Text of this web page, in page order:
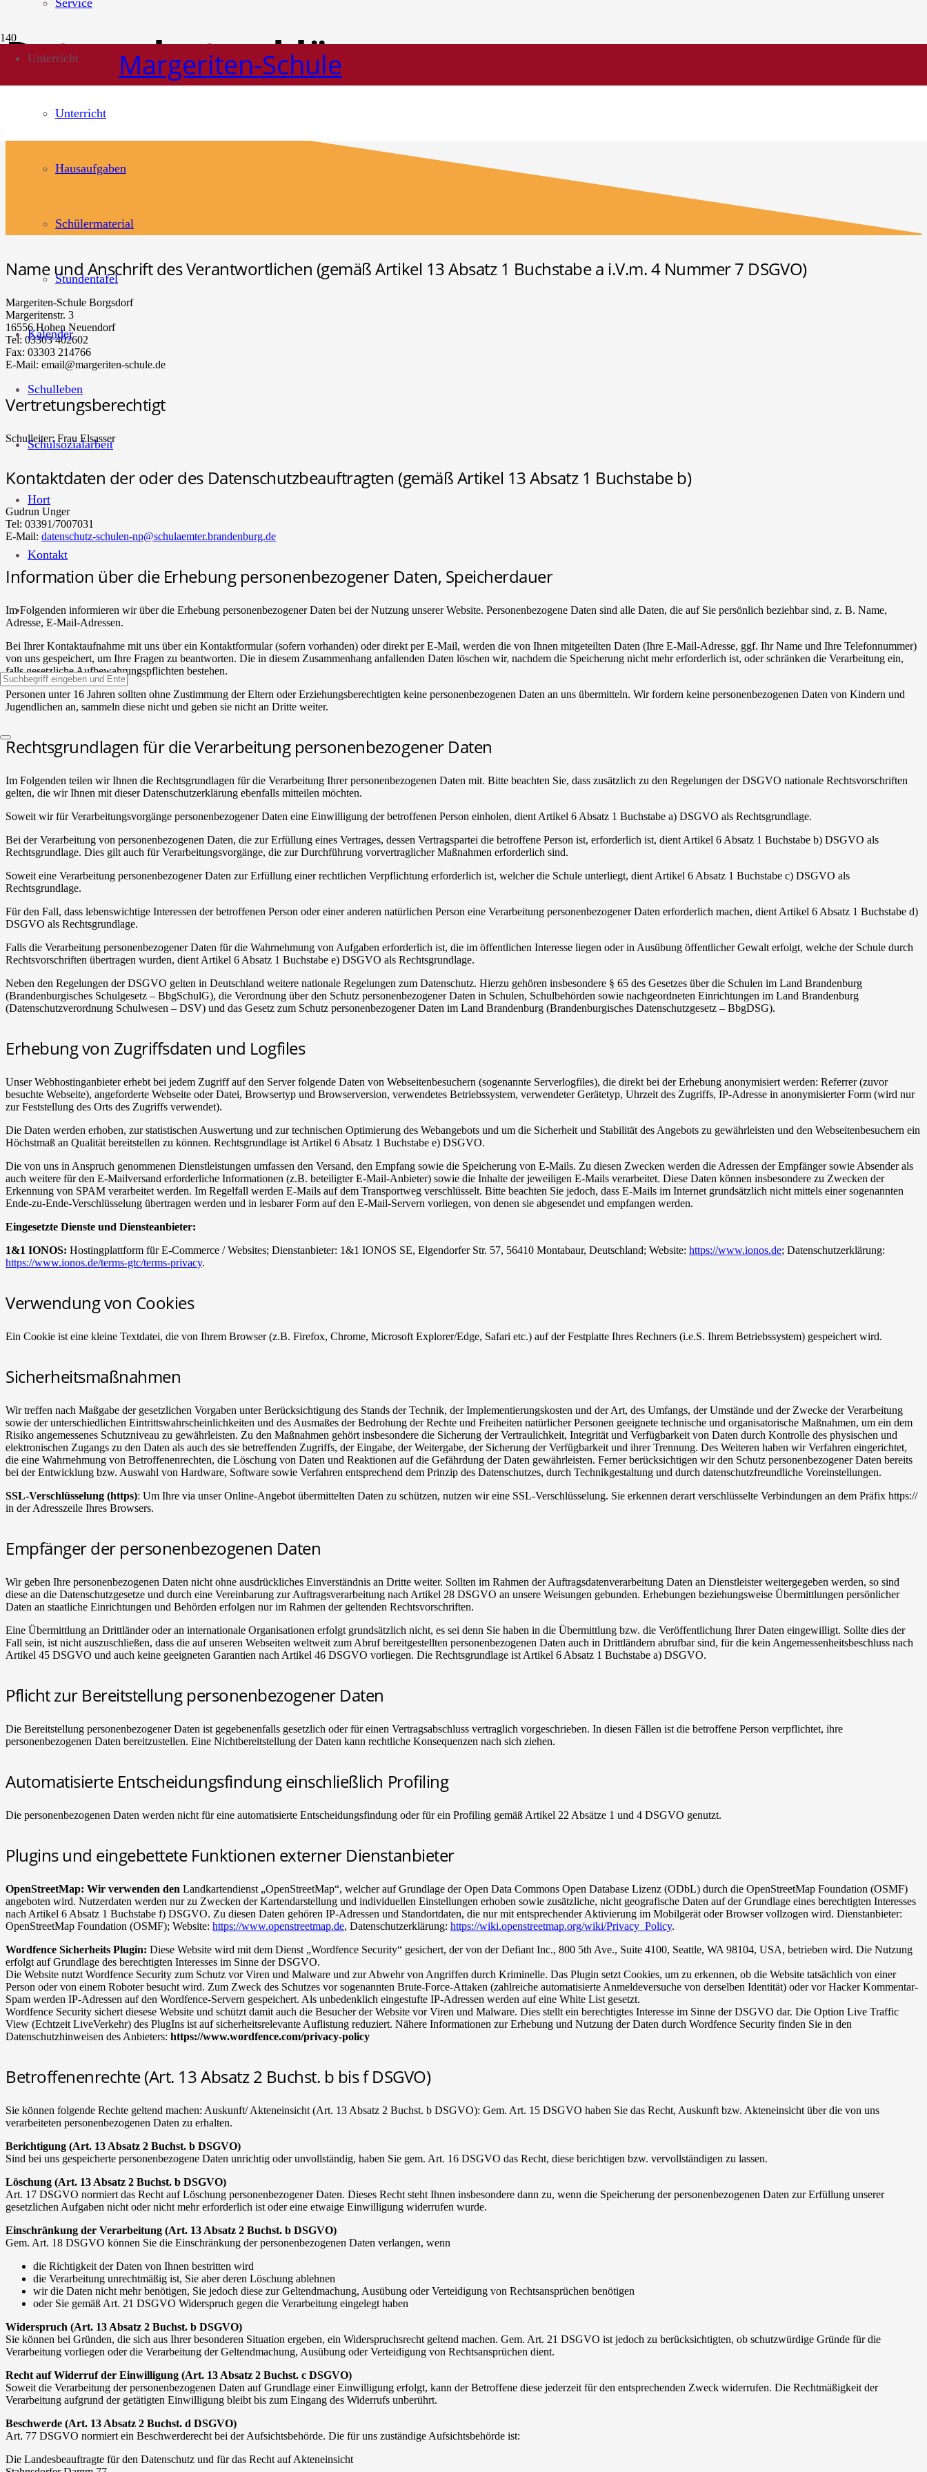
Margeriten-Schule
Service
Unterricht
Unterricht
Hausaufgaben
Schülermaterial
Stundentafel
Kalender
Schulleben
Schulsozialarbeit
Hort
Kontakt
Datenschutzerklärung
Name und Anschrift des Verantwortlichen (gemäß Artikel 13 Absatz 1 Buchstabe a i.V.m. 4 Nummer 7 DSGVO)
Margeriten-Schule Borgsdorf
Margeritenstr. 3
16556 Hohen Neuendorf
Tel: 03303 402602
Fax: 03303 214766
E-Mail: email@margeriten-schule.de
Vertretungsberechtigt
Schulleiter: Frau Elsasser
Kontaktdaten der oder des Datenschutzbeauftragten (gemäß Artikel 13 Absatz 1 Buchstabe b)
Gudrun Unger
Tel: 03391/7007031
E-Mail: datenschutz-schulen-np@schulaemter.brandenburg.de
Information über die Erhebung personenbezogener Daten, Speicherdauer
Im Folgenden informieren wir über die Erhebung personenbezogener Daten bei der Nutzung unserer Website. Personenbezogene Daten sind alle Daten, die auf Sie persönlich beziehbar sind, z. B. Name,
Adresse, E-Mail-Adressen.
Bei Ihrer Kontaktaufnahme mit uns über ein Kontaktformular (sofern vorhanden) oder direkt per E-Mail, werden die von Ihnen mitgeteilten Daten (Ihre E-Mail-Adresse, ggf. Ihr Name und Ihre Telefonnummer)
von uns gespeichert, um Ihre Fragen zu beantworten. Die in diesem Zusammenhang anfallenden Daten löschen wir, nachdem die Speicherung nicht mehr erforderlich ist, oder schränken die Verarbeitung ein,
falls gesetzliche Aufbewahrungspflichten bestehen.
Personen unter 16 Jahren sollten ohne Zustimmung der Eltern oder Erziehungsberechtigten keine personenbezogenen Daten an uns übermitteln. Wir fordern keine personenbezogenen Daten von Kindern und
Jugendlichen an, sammeln diese nicht und geben sie nicht an Dritte weiter.
Rechtsgrundlagen für die Verarbeitung personenbezogener Daten
Im Folgenden teilen wir Ihnen die Rechtsgrundlagen für die Verarbeitung Ihrer personenbezogenen Daten mit. Bitte beachten Sie, dass zusätzlich zu den Regelungen der DSGVO nationale Rechtsvorschriften
gelten, die wir Ihnen mit dieser Datenschutzerklärung ebenfalls mitteilen möchten.
Soweit wir für Verarbeitungsvorgänge personenbezogener Daten eine Einwilligung der betroffenen Person einholen, dient Artikel 6 Absatz 1 Buchstabe a) DSGVO als Rechtsgrundlage.
Bei der Verarbeitung von personenbezogenen Daten, die zur Erfüllung eines Vertrages, dessen Vertragspartei die betroffene Person ist, erforderlich ist, dient Artikel 6 Absatz 1 Buchstabe b) DSGVO als
Rechtsgrundlage. Dies gilt auch für Verarbeitungsvorgänge, die zur Durchführung vorvertraglicher Maßnahmen erforderlich sind.
Soweit eine Verarbeitung personenbezogener Daten zur Erfüllung einer rechtlichen Verpflichtung erforderlich ist, welcher die Schule unterliegt, dient Artikel 6 Absatz 1 Buchstabe c) DSGVO als
Rechtsgrundlage.
Für den Fall, dass lebenswichtige Interessen der betroffenen Person oder einer anderen natürlichen Person eine Verarbeitung personenbezogener Daten erforderlich machen, dient Artikel 6 Absatz 1 Buchstabe d)
DSGVO als Rechtsgrundlage.
Falls die Verarbeitung personenbezogener Daten für die Wahrnehmung von Aufgaben erforderlich ist, die im öffentlichen Interesse liegen oder in Ausübung öffentlicher Gewalt erfolgt, welche der Schule durch
Rechtsvorschriften übertragen wurden, dient Artikel 6 Absatz 1 Buchstabe e) DSGVO als Rechtsgrundlage.
Neben den Regelungen der DSGVO gelten in Deutschland weitere nationale Regelungen zum Datenschutz. Hierzu gehören insbesondere § 65 des Gesetzes über die Schulen im Land Brandenburg
(Brandenburgisches Schulgesetz – BbgSchulG), die Verordnung über den Schutz personenbezogener Daten in Schulen, Schulbehörden sowie nachgeordneten Einrichtungen im Land Brandenburg
(Datenschutzverordnung Schulwesen – DSV) und das Gesetz zum Schutz personenbezogener Daten im Land Brandenburg (Brandenburgisches Datenschutzgesetz – BbgDSG).
Erhebung von Zugriffsdaten und Logfiles
Unser Webhostinganbieter erhebt bei jedem Zugriff auf den Server folgende Daten von Webseitenbesuchern (sogenannte Serverlogfiles), die direkt bei der Erhebung anonymisiert werden: Referrer (zuvor
besuchte Webseite), angeforderte Webseite oder Datei, Browsertyp und Browserversion, verwendetes Betriebssystem, verwendeter Gerätetyp, Uhrzeit des Zugriffs, IP-Adresse in anonymisierter Form (wird nur
zur Feststellung des Orts des Zugriffs verwendet).
Die Daten werden erhoben, zur statistischen Auswertung und zur technischen Optimierung des Webangebots und um die Sicherheit und Stabilität des Angebots zu gewährleisten und den Webseitenbesuchern ein
Höchstmaß an Qualität bereitstellen zu können. Rechtsgrundlage ist Artikel 6 Absatz 1 Buchstabe e) DSGVO.
Die von uns in Anspruch genommenen Dienstleistungen umfassen den Versand, den Empfang sowie die Speicherung von E-Mails. Zu diesen Zwecken werden die Adressen der Empfänger sowie Absender als
auch weitere für den E-Mailversand erforderliche Informationen (z.B. beteiligter E-Mail-Anbieter) sowie die Inhalte der jeweiligen E-Mails verarbeitet. Diese Daten können insbesondere zu Zwecken der
Erkennung von SPAM verarbeitet werden. Im Regelfall werden E-Mails auf dem Transportweg verschlüsselt. Bitte beachten Sie jedoch, dass E-Mails im Internet grundsätzlich nicht mittels einer sogenannten
Ende-zu-Ende-Verschlüsselung übertragen werden und in lesbarer Form auf den E-Mail-Servern vorliegen, von denen sie abgesendet und empfangen werden.
Eingesetzte Dienste und Diensteanbieter:
1&1 IONOS: Hostingplattform für E-Commerce / Websites; Dienstanbieter: 1&1 IONOS SE, Elgendorfer Str. 57, 56410 Montabaur, Deutschland; Website: https://www.ionos.de; Datenschutzerklärung:
https://www.ionos.de/terms-gtc/terms-privacy.
Verwendung von Cookies
Ein Cookie ist eine kleine Textdatei, die von Ihrem Browser (z.B. Firefox, Chrome, Microsoft Explorer/Edge, Safari etc.) auf der Festplatte Ihres Rechners (i.e.S. Ihrem Betriebssystem) gespeichert wird.
Sicherheitsmaßnahmen
Wir treffen nach Maßgabe der gesetzlichen Vorgaben unter Berücksichtigung des Stands der Technik, der Implementierungskosten und der Art, des Umfangs, der Umstände und der Zwecke der Verarbeitung
sowie der unterschiedlichen Eintrittswahrscheinlichkeiten und des Ausmaßes der Bedrohung der Rechte und Freiheiten natürlicher Personen geeignete technische und organisatorische Maßnahmen, um ein dem
Risiko angemessenes Schutzniveau zu gewährleisten. Zu den Maßnahmen gehört insbesondere die Sicherung der Vertraulichkeit, Integrität und Verfügbarkeit von Daten durch Kontrolle des physischen und
elektronischen Zugangs zu den Daten als auch des sie betreffenden Zugriffs, der Eingabe, der Weitergabe, der Sicherung der Verfügbarkeit und ihrer Trennung. Des Weiteren haben wir Verfahren eingerichtet,
die eine Wahrnehmung von Betroffenenrechten, die Löschung von Daten und Reaktionen auf die Gefährdung der Daten gewährleisten. Ferner berücksichtigen wir den Schutz personenbezogener Daten bereits
bei der Entwicklung bzw. Auswahl von Hardware, Software sowie Verfahren entsprechend dem Prinzip des Datenschutzes, durch Technikgestaltung und durch datenschutzfreundliche Voreinstellungen.
SSL-Verschlüsselung (https): Um Ihre via unser Online-Angebot übermittelten Daten zu schützen, nutzen wir eine SSL-Verschlüsselung. Sie erkennen derart verschlüsselte Verbindungen an dem Präfix https://
in der Adresszeile Ihres Browsers.
Empfänger der personenbezogenen Daten
Wir geben Ihre personenbezogenen Daten nicht ohne ausdrückliches Einverständnis an Dritte weiter. Sollten im Rahmen der Auftragsdatenverarbeitung Daten an Dienstleister weitergegeben werden, so sind
diese an die Datenschutzgesetze und durch eine Vereinbarung zur Auftragsverarbeitung nach Artikel 28 DSGVO an unsere Weisungen gebunden. Erhebungen beziehungsweise Übermittlungen persönlicher
Daten an staatliche Einrichtungen und Behörden erfolgen nur im Rahmen der geltenden Rechtsvorschriften.
Eine Übermittlung an Drittländer oder an internationale Organisationen erfolgt grundsätzlich nicht, es sei denn Sie haben in die Übermittlung bzw. die Veröffentlichung Ihrer Daten eingewilligt. Sollte dies der
Fall sein, ist nicht auszuschließen, dass die auf unseren Webseiten weltweit zum Abruf bereitgestellten personenbezogenen Daten auch in Drittländern abrufbar sind, für die kein Angemessenheitsbeschluss nach
Artikel 45 DSGVO und auch keine geeigneten Garantien nach Artikel 46 DSGVO vorliegen. Die Rechtsgrundlage ist Artikel 6 Absatz 1 Buchstabe a) DSGVO.
Pflicht zur Bereitstellung personenbezogener Daten
Die Bereitstellung personenbezogener Daten ist gegebenenfalls gesetzlich oder für einen Vertragsabschluss vertraglich vorgeschrieben. In diesen Fällen ist die betroffene Person verpflichtet, ihre
personenbezogenen Daten bereitzustellen. Eine Nichtbereitstellung der Daten kann rechtliche Konsequenzen nach sich ziehen.
Automatisierte Entscheidungsfindung einschließlich Profiling
Die personenbezogenen Daten werden nicht für eine automatisierte Entscheidungsfindung oder für ein Profiling gemäß Artikel 22 Absätze 1 und 4 DSGVO genutzt.
Plugins und eingebettete Funktionen externer Dienstanbieter
OpenStreetMap: Wir verwenden den Landkartendienst „OpenStreetMap“, welcher auf Grundlage der Open Data Commons Open Database Lizenz (ODbL) durch die OpenStreetMap Foundation (OSMF)
angeboten wird. Nutzerdaten werden nur zu Zwecken der Kartendarstellung und individuellen Einstellungen erhoben sowie zusätzliche, nicht geografische Daten auf der Grundlage eines berechtigten Interesses
nach Artikel 6 Absatz 1 Buchstabe f) DSGVO. Zu diesen Daten gehören IP-Adressen und Standortdaten, die nur mit entsprechender Aktivierung im Mobilgerät oder Browser vollzogen wird. Dienstanbieter:
OpenStreetMap Foundation (OSMF); Website: https://www.openstreetmap.de, Datenschutzerklärung: https://wiki.openstreetmap.org/wiki/Privacy_Policy.
Wordfence Sicherheits Plugin: Diese Website wird mit dem Dienst „Wordfence Security“ gesichert, der von der Defiant Inc., 800 5th Ave., Suite 4100, Seattle, WA 98104, USA, betrieben wird. Die Nutzung
erfolgt auf Grundlage des berechtigten Interesses im Sinne der DSGVO.
Die Website nutzt Wordfence Security zum Schutz vor Viren und Malware und zur Abwehr von Angriffen durch Kriminelle. Das Plugin setzt Cookies, um zu erkennen, ob die Website tatsächlich von einer
Person oder von einem Roboter besucht wird. Zum Zweck des Schutzes vor sogenannten Brute-Force-Attaken (zahlreiche automatisierte Anmeldeversuche von derselben Identität) oder vor Hacker Kommentar-
Spam werden IP-Adressen auf den Wordfence-Servern gespeichert. Als unbedenklich eingestufte IP-Adressen werden auf eine White List gesetzt.
Wordfence Security sichert diesese Website und schützt damit auch die Besucher der Website vor Viren und Malware. Dies stellt ein berechtigtes Interesse im Sinne der DSGVO dar. Die Option Live Traffic
View (Echtzeit LiveVerkehr) des PlugIns ist auf sicherheitsrelevante Auflistung reduziert. Nähere Informationen zur Erhebung und Nutzung der Daten durch Wordfence Security finden Sie in den
Datenschutzhinweisen des Anbieters: https://www.wordfence.com/privacy-policy
Betroffenenrechte (Art. 13 Absatz 2 Buchst. b bis f DSGVO)
Sie können folgende Rechte geltend machen: Auskunft/ Akteneinsicht (Art. 13 Absatz 2 Buchst. b DSGVO): Gem. Art. 15 DSGVO haben Sie das Recht, Auskunft bzw. Akteneinsicht über die von uns
verarbeiteten personenbezogenen Daten zu erhalten.
Berichtigung (Art. 13 Absatz 2 Buchst. b DSGVO)
Sind bei uns gespeicherte personenbezogene Daten unrichtig oder unvollständig, haben Sie gem. Art. 16 DSGVO das Recht, diese berichtigen bzw. vervollständigen zu lassen.
Löschung (Art. 13 Absatz 2 Buchst. b DSGVO)
Art. 17 DSGVO normiert das Recht auf Löschung personenbezogener Daten. Dieses Recht steht Ihnen insbesondere dann zu, wenn die Speicherung der personenbezogenen Daten zur Erfüllung unserer
gesetzlichen Aufgaben nicht oder nicht mehr erforderlich ist oder eine etwaige Einwilligung widerrufen wurde.
Einschränkung der Verarbeitung (Art. 13 Absatz 2 Buchst. b DSGVO)
Gem. Art. 18 DSGVO können Sie die Einschränkung der personenbezogenen Daten verlangen, wenn
die Richtigkeit der Daten von Ihnen bestritten wird
die Verarbeitung unrechtmäßig ist, Sie aber deren Löschung ablehnen
wir die Daten nicht mehr benötigen, Sie jedoch diese zur Geltendmachung, Ausübung oder Verteidigung von Rechtsansprüchen benötigen
oder Sie gemäß Art. 21 DSGVO Widerspruch gegen die Verarbeitung eingelegt haben
Widerspruch (Art. 13 Absatz 2 Buchst. b DSGVO)
Sie können bei Gründen, die sich aus Ihrer besonderen Situation ergeben, ein Widerspruchsrecht geltend machen. Gem. Art. 21 DSGVO ist jedoch zu berücksichtigten, ob schutzwürdige Gründe für die
Verarbeitung vorliegen oder die Verarbeitung der Geltendmachung, Ausübung oder Verteidigung von Rechtsansprüchen dient.
Recht auf Widerruf der Einwilligung (Art. 13 Absatz 2 Buchst. c DSGVO)
Soweit die Verarbeitung der personenbezogenen Daten auf Grundlage einer Einwilligung erfolgt, kann der Betroffene diese jederzeit für den entsprechenden Zweck widerrufen. Die Rechtmäßigkeit der
Verarbeitung aufgrund der getätigten Einwilligung bleibt bis zum Eingang des Widerrufs unberührt.
Beschwerde (Art. 13 Absatz 2 Buchst. d DSGVO)
Art. 77 DSGVO normiert ein Beschwerderecht bei der Aufsichtsbehörde. Die für uns zuständige Aufsichtsbehörde ist:
Die Landesbeauftragte für den Datenschutz und für das Recht auf Akteneinsicht